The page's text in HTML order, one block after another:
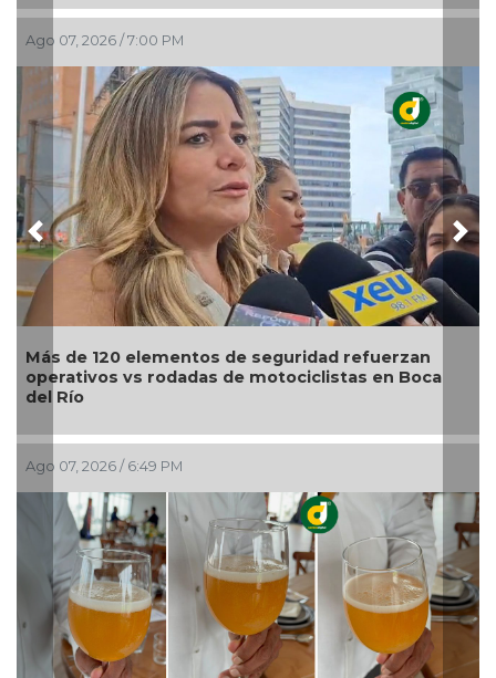
refuerzan
en Boca
Modernización del World Trade
turismo, empleo y economía de
Previous